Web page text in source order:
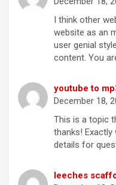
I think other
website as an
user genial
content. You
youtube to
December 18,
This is a topic
thanks!
details for
leeches